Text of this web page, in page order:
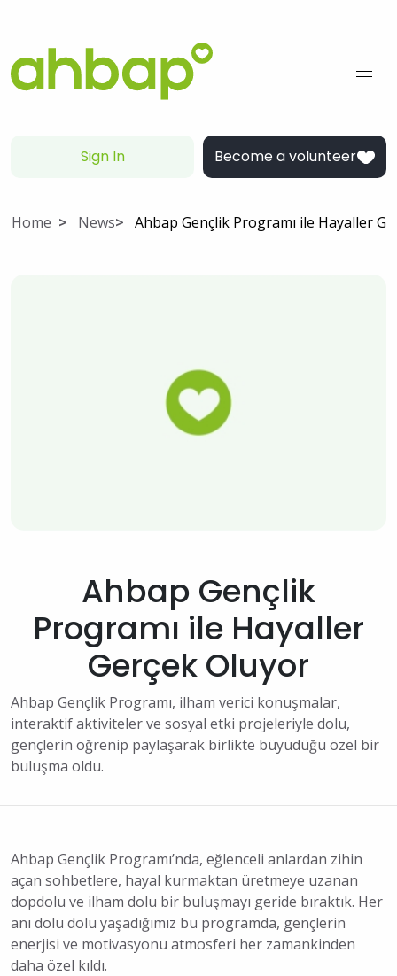
Sign In Become a volunteer
Home News Ahbap Gençlik Programı ile Hayaller
Ahbap Gençlik
Programı ile Hayaller
Gerçek Oluyor
Ahbap Gençlik Programı, ilham verici konuşmalar,
interaktif aktiviteler ve sosyal etki projeleriyle dolu,
gençlerin öğrenip paylaşarak birlikte büyüdüğü özel bir
buluşma oldu.
Ahbap Gençlik Programı’nda, eğlenceli anlardan zihin
açan sohbetlere, hayal kurmaktan üretmeye uzanan
dopdolu ve ilham dolu bir buluşmayı geride bıraktık. Her
anı dolu dolu yaşadığımız bu programda, gençlerin
enerjisi ve motivasyonu atmosferi her zamankinden
daha özel kıldı.